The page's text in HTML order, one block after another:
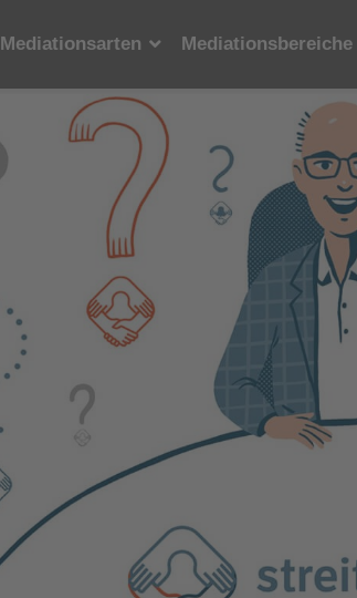
Mediationsarten Mediationsbereiche